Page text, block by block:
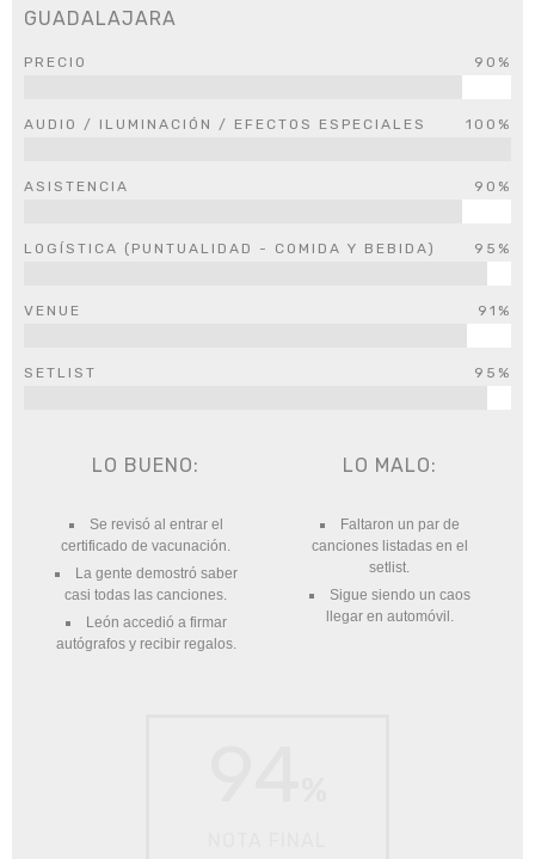
GUADALAJARA
PRECIO 90%
AUDIO / ILUMINACIÓN / EFECTOS ESPECIALES 100%
ASISTENCIA 90%
LOGÍSTICA (PUNTUALIDAD - COMIDA Y BEBIDA) 95%
VENUE 91%
SETLIST 95%
LO BUENO:
Se revisó al entrar el
certificado de vacunación.
La gente demostró saber
casi todas las canciones.
León accedió a firmar
autógrafos y recibir regalos.
LO MALO:
Faltaron un par de
canciones listadas en el
setlist.
Sigue siendo un caos
llegar en automóvil.